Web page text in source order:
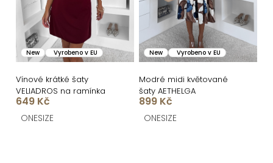
New Vyrobeno v EU
Vínové krátké šaty
VELIADROS na ramínka
649 Kč
ONESIZE
New Vyrobeno v EU
Modré midi květované
šaty AETHELGA
899 Kč
ONESIZE